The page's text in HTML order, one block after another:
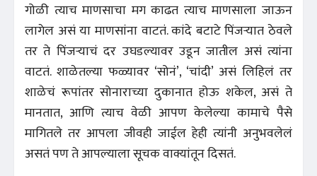
गोळी त्याच माणसाचा मग काढत त्याच माणसाला जाऊन
लागेल असं या माणसांना वाटतं. कांदे बटाटे पिंजऱ्यात ठेवले
तर ते पिंजऱ्याचं दर उघडल्यावर उडून जातील असं त्यांना
वाटतं. शाळेतल्या फळ्यावर ‘सोनं’, ‘चांदी’ असं लिहिलं तर
शाळेचं रूपांतर सोनाराच्या दुकानात होऊ शकेल, असं ते
मानतात, आणि त्याच वेळी आपण केलेल्या कामाचे पैसे
मागितले तर आपला जीवही जाईल हेही त्यांनी अनुभवलेलं
असतं पण ते आपल्याला सूचक वाक्यांतून दिसतं.